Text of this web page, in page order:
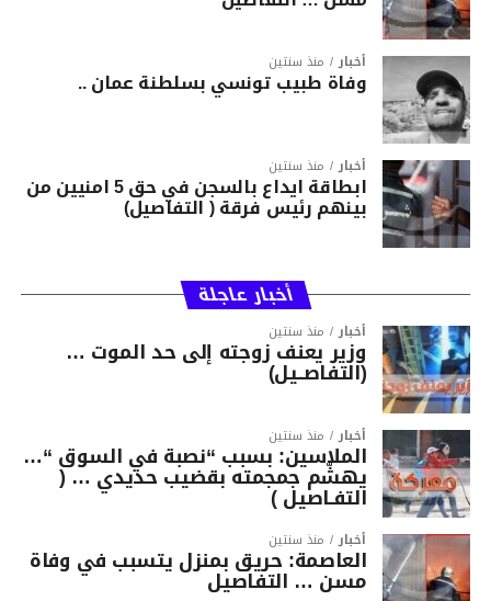
أخبار منذ سنتين
وفاة طبيب تونسي بسلطنة عمان ..
أخبار منذ سنتين
ابطاقة ايداع بالسجن في حق 5 امنيين من
بينهم رئيس فرقة ( التفاصيل)
أخبار عاجلة
أخبار منذ سنتين
وزير يعنف زوجته إلى حد الموت …
(التفاصــيل)
أخبار منذ سنتين
الملاسين: بسبب “نصبة في السوق “…
يهشّم جمجمته بقضيب حديدي … (
التفـاصيل )
أخبار منذ سنتين
العاصمة: حريق بمنزل يتسبب في وفاة
مسن … التفاصيل